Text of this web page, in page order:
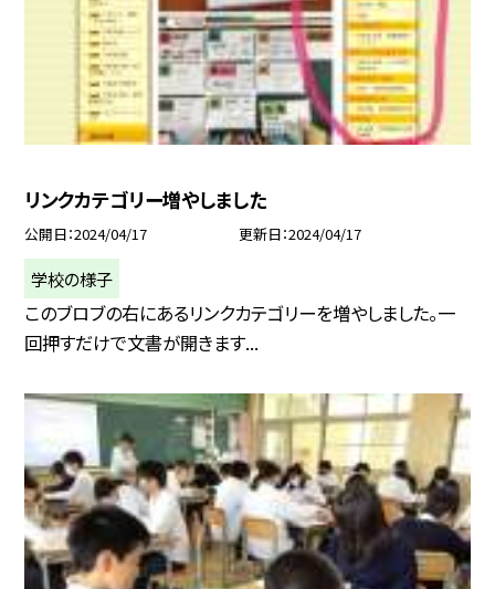
リンクカテゴリー増やしました
公開日 2024/04/17 更新日 2024/04/17
学校の様子
このブロブの右にあるリンクカテゴリーを増やしました。一
回押すだけで文書が開きます...